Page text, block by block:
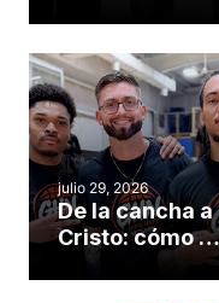
julio 29, 2026
De la cancha a
Cristo: cómo el
gimnasio de